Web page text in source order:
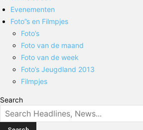
Evenementen
Foto”s en Filmpjes
Foto’s
Foto van de maand
Foto van de week
Foto’s Jeugdland 2013
Filmpjes
Search